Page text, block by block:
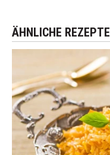
ÄHNLICHE REZEPTE